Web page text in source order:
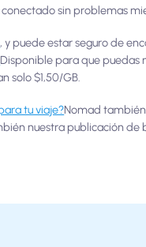
sin problemas
, y puede estar seguro de
Disponible para que
solo $1,50/GB.
tu viaje?Nomad
nuestra publicación de